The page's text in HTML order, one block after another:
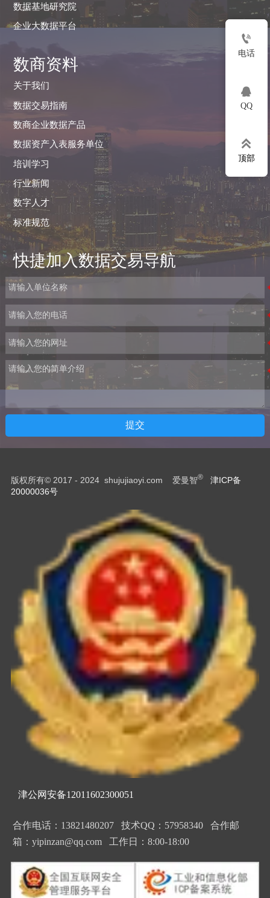
数据基地研究院
企业大数据平台
数商资料
关于我们
数据交易指南
数商企业数据产品
数据资产入表服务单位
培训学习
行业新闻
数字人才
标准规范
快捷加入数据交易导航
提交
版权所有© 2017 - 2024 shujujiaoyi.com 爱曼智®
津ICP备
20000036号
津公网安备12011602300051
合作电话：13821480207 技术QQ：57958340 合作邮
箱：yipinzan@qq.com 工作日：8:00-18:00

电话

QQ

顶部